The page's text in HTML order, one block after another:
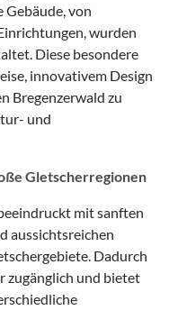
von
wurden
Diese besondere
innovativem Design
Bregenzerwald zu
und
Gletscherregionen
mit sanften
aussichtsreichen
Dadurch
zugänglich und bietet